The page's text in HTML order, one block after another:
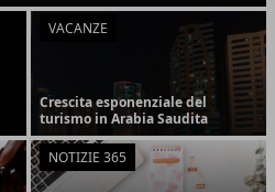
VACANZE
Crescita esponenziale del
turismo in Arabia Saudita
NOTIZIE 365